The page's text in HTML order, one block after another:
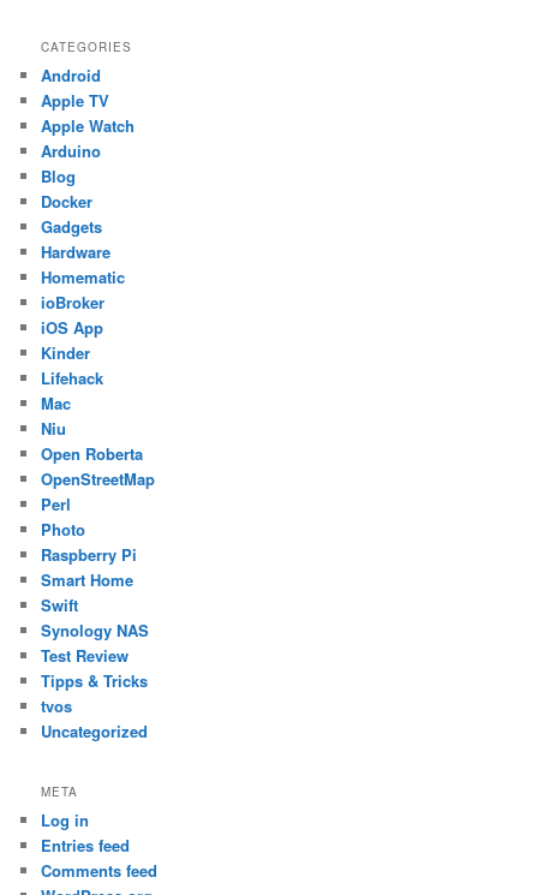
CATEGORIES
Android
Apple TV
Apple Watch
Arduino
Blog
Docker
Gadgets
Hardware
Homematic
ioBroker
iOS App
Kinder
Lifehack
Mac
Niu
Open Roberta
OpenStreetMap
Perl
Photo
Raspberry Pi
Smart Home
Swift
Synology NAS
Test Review
Tipps & Tricks
tvos
Uncategorized
META
Log in
Entries feed
Comments feed